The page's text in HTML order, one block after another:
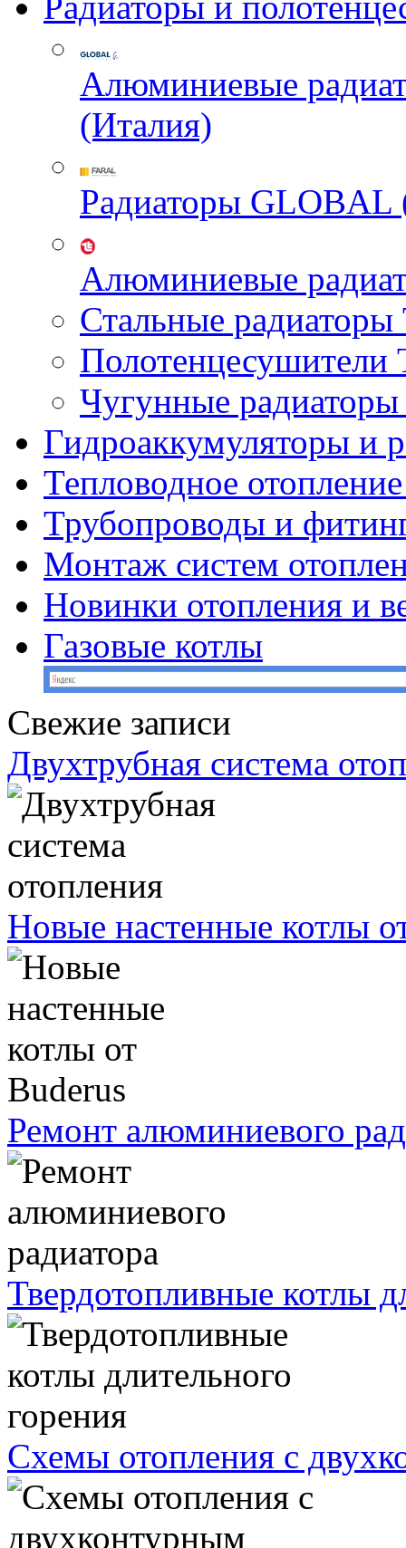
Алюминиевые
(Италия)
Радиаторы GLOBAL
Алюминиевые
Стальные
Чугунные
Гидроаккумуляторы и
Тепловодное
Трубопроводы и
Монтаж систем
Новинки отопления и
Газовые котлы
Свежие записи
Двухтрубная система
Новые настенные котлы
Ремонт алюминиевого
Твердотопливные котлы
Схемы отопления с